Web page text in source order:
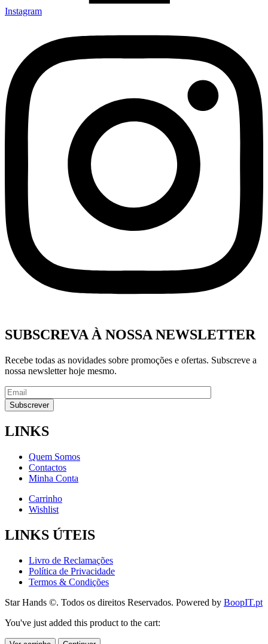
Instagram
SUBSCREVA À NOSSA NEWSLETTER
Recebe todas as novidades sobre promoções e ofertas. Subscreve a
nossa newsletter hoje mesmo.
LINKS
Quem Somos
Contactos
Minha Conta
Carrinho
Wishlist
LINKS ÚTEIS
Livro de Reclamações
Política de Privacidade
Termos & Condições
Star Hands ©. Todos os direitos Reservados. Powered by BoopIT.pt
You've just added this product to the cart: